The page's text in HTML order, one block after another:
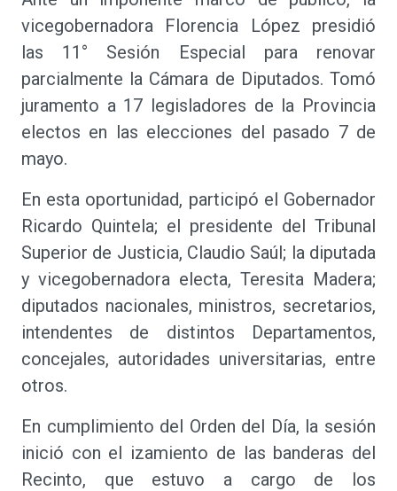
vicegobernadora Florencia López presidió
las 11° Sesión Especial para renovar
parcialmente la Cámara de Diputados. Tomó
juramento a 17 legisladores de la Provincia
electos en las elecciones del pasado 7 de
mayo.
En esta oportunidad, participó el Gobernador
Ricardo Quintela; el presidente del Tribunal
Superior de Justicia, Claudio Saúl; la diputada
y vicegobernadora electa, Teresita Madera;
diputados nacionales, ministros, secretarios,
intendentes de distintos Departamentos,
concejales, autoridades universitarias, entre
otros.
En cumplimiento del Orden del Día, la sesión
inició con el izamiento de las banderas del
Recinto, que estuvo a cargo de los